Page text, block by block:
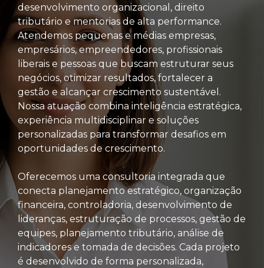
desenvolvimento organizacional, direito
tributário e mentorias de alta performance.
Atendemos pequenas e médias empresas,
empresários, empreendedores, profissionais
liberais e pessoas que buscam estruturar seus
negócios, otimizar resultados, fortalecer a
gestão e alcançar crescimento sustentável.
Nossa atuação combina inteligência estratégica,
experiência multidisciplinar e soluções
personalizadas para transformar desafios em
oportunidades de crescimento.
Oferecemos uma consultoria integrada que
conecta planejamento estratégico, organização
financeira, controladoria, desenvolvimento de
lideranças, estruturação de processos, gestão de
equipes, planejamento tributário, análise de
indicadores e tomada de decisões. Cada projeto
é desenvolvido de forma personalizada,